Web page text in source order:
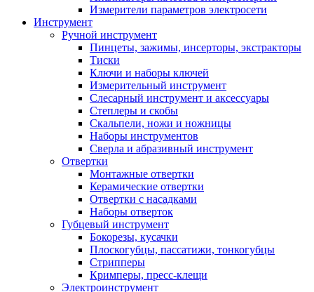
Измерители параметров электросети
Инструмент
Ручной инструмент
Пинцеты, зажимы, инсерторы, экстракторы
Тиски
Ключи и наборы ключей
Измерительный инструмент
Слесарный инструмент и аксессуары
Степлеры и скобы
Скальпели, ножи и ножницы
Наборы инструментов
Сверла и абразивный инструмент
Отвертки
Монтажные отвертки
Керамические отвертки
Отвертки с насадками
Наборы отверток
Губцевый инструмент
Бокорезы, кусачки
Плоскогубцы, пассатижи, тонкогубцы
Стрипперы
Кримперы, пресс-клещи
Электроинструмент